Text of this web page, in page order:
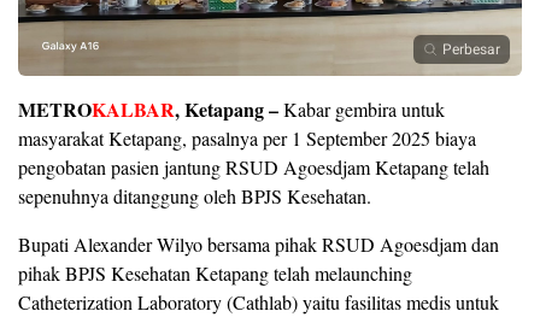
Perbesar
METROKALBAR, Ketapang –Kabar gembira untuk
masyarakat Ketapang, pasalnya per 1 September 2025 biaya
pengobatan pasien jantung RSUD Agoesdjam Ketapang telah
sepenuhnya ditanggung oleh BPJS Kesehatan.
Bupati Alexander Wilyo bersama pihak RSUD Agoesdjam dan
pihak BPJS Kesehatan Ketapang telah melaunching
Catheterization Laboratory (Cathlab) yaitu fasilitas medis untuk